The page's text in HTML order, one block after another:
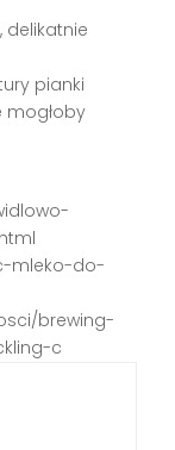
delikatnie
pianki
mogłoby
mleko-do-
brewing-
c